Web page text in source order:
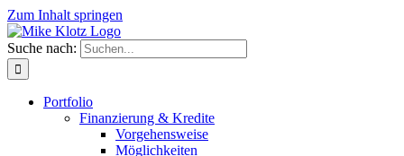
Zum Inhalt springen
Suche nach:
Portfolio
Finanzierung & Kredite
Vorgehensweise
Möglichkeiten